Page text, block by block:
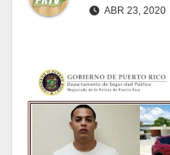
ABR 23, 2020